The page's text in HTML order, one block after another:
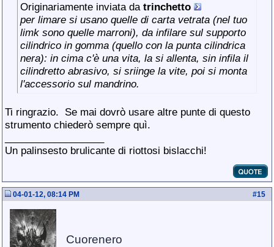
Originariamente inviata da trinchetto
per limare si usano quelle di carta vetrata (nel tuo
limk sono quelle marroni), da infilare sul supporto
cilindrico in gomma (quello con la punta cilindrica
nera): in cima c'è una vita, la si allenta, sin infila il
cilindretto abrasivo, si sriinge la vite, poi si monta
l'accessorio sul mandrino.
Ti ringrazio. Se mai dovrò usare altre punte di questo
strumento chiederò sempre quì.
Un palinsesto brulicante di riottosi bislacchi!
#15
04-01-12, 08:14 PM
Cuorenero